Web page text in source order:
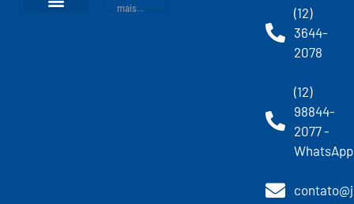
mais...
(12)
3644-
2078
(12)
98844-
2077 -
WhatsApp